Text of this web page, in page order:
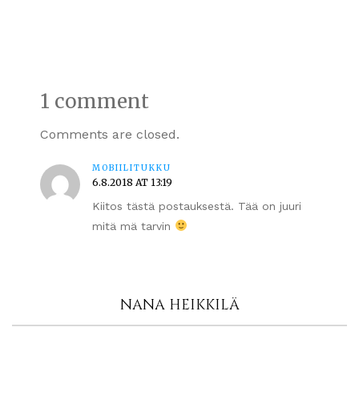
1 comment
Comments are closed.
MOBIILITUKKU
6.8.2018 AT 13:19
Kiitos tästä postauksestä. Tää on juuri
mitä mä tarvin
NANA HEIKKILÄ